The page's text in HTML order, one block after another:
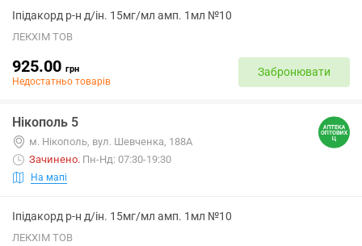
Іпідакорд р-н д/ін. 15мг/мл амп. 1мл №10
ЛЕКХІМ ТОВ
925.00 грн
Недостатньо товарів
Забронювати
Нікополь 5
м. Нікополь, вул. Шевченка, 188А
Зачинено. Пн-Нд: 07:30-19:30
На мапі
Іпідакорд р-н д/ін. 15мг/мл амп. 1мл №10
ЛЕКХІМ ТОВ